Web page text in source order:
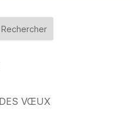
Rechercher
VŒUX